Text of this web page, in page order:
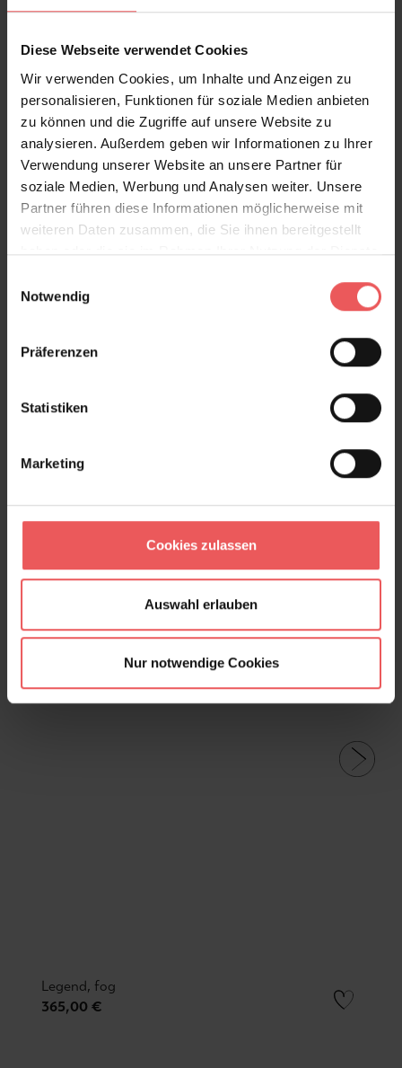
Diese Webseite verwendet Cookies
Wir verwenden Cookies, um Inhalte und Anzeigen zu
personalisieren, Funktionen für soziale Medien anbieten
zu können und die Zugriffe auf unsere Website zu
analysieren. Außerdem geben wir Informationen zu Ihrer
Verwendung unserer Website an unsere Partner für
soziale Medien, Werbung und Analysen weiter. Unsere
Partner führen diese Informationen möglicherweise mit
weiteren Daten zusammen, die Sie ihnen bereitgestellt
haben oder die sie im Rahmen Ihrer Nutzung der Dienste
Notwendig
Präferenzen
Statistiken
Marketing
Cookies zulassen
Auswahl erlauben
Nur notwendige Cookies
365,00 €
Legend, dusty rose
Legend, fog
365,00 €